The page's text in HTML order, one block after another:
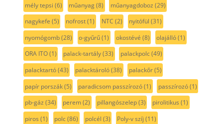
mély tepsi (6) műanyag(8) műanyagdoboz (29)
nagykefe (5) nofrost(1) NTC (2) nyitófül (31)
nyomógomb(28) o-gyűrű(1) okostévé (8) olajálló(1)
ORA ITO(1) palack-tartály(33) palackpolc(49)
palacktartó(43) palacktároló(38) palackőr(5)
papír porszák(5) paradicsom passzírozó(1) passzírozó(1)
pb-gáz (34) perem(2) pillangószelep(3) pirolitikus (1)
piros (1) polc(86) polcél (3) Poly-v szíj (11)